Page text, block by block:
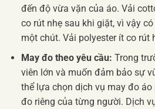
đến độ vừa vặn của áo. Vải
co rút nhẹ sau khi giặt, vì vậy
một chút. Vải polyester ít co rút
May đo theo yêu cầu: Trong
viên lớn và muốn đảm bảo sự
thể lựa chọn dịch vụ may đo
đo riêng của từng người. Dịch